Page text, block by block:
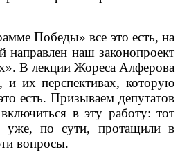
Победы» все это есть, на
направлен наш законопроект
В лекции Жореса Алферова
и их перспективах, которую
есть. Призываем депутатов
в эту работу: тот
уже, по сути, протащили в
вопросы.